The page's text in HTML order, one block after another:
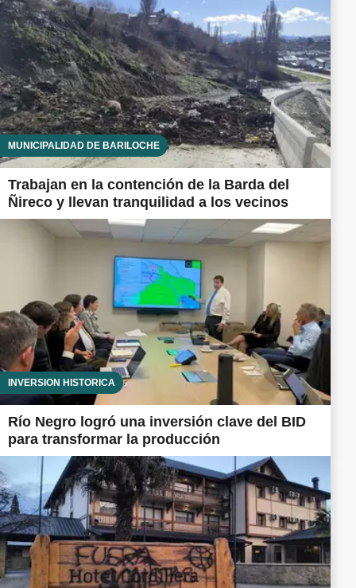
MUNICIPALIDAD DE BARILOCHE
Trabajan en la contención de la Barda del
Ñireco y llevan tranquilidad a los vecinos
INVERSIÓN HISTÓRICA
Río Negro logró una inversión clave del BID
para transformar la producción